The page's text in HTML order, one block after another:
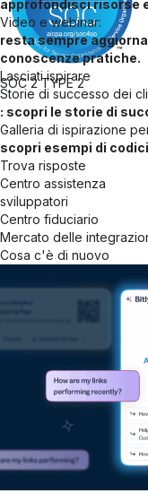
approfondisci risorse
Video e webinar:
resta sempre
conoscenze pratiche.
Lasciati ispirare
Storie di successo dei
: scopri le storie di
Galleria di ispirazione
scopri esempi di
Trova risposte
Centro assistenza
sviluppatori
Centro fiduciario
Mercato delle
Cosa c'è di nuovo
SOC 2TYPE 2